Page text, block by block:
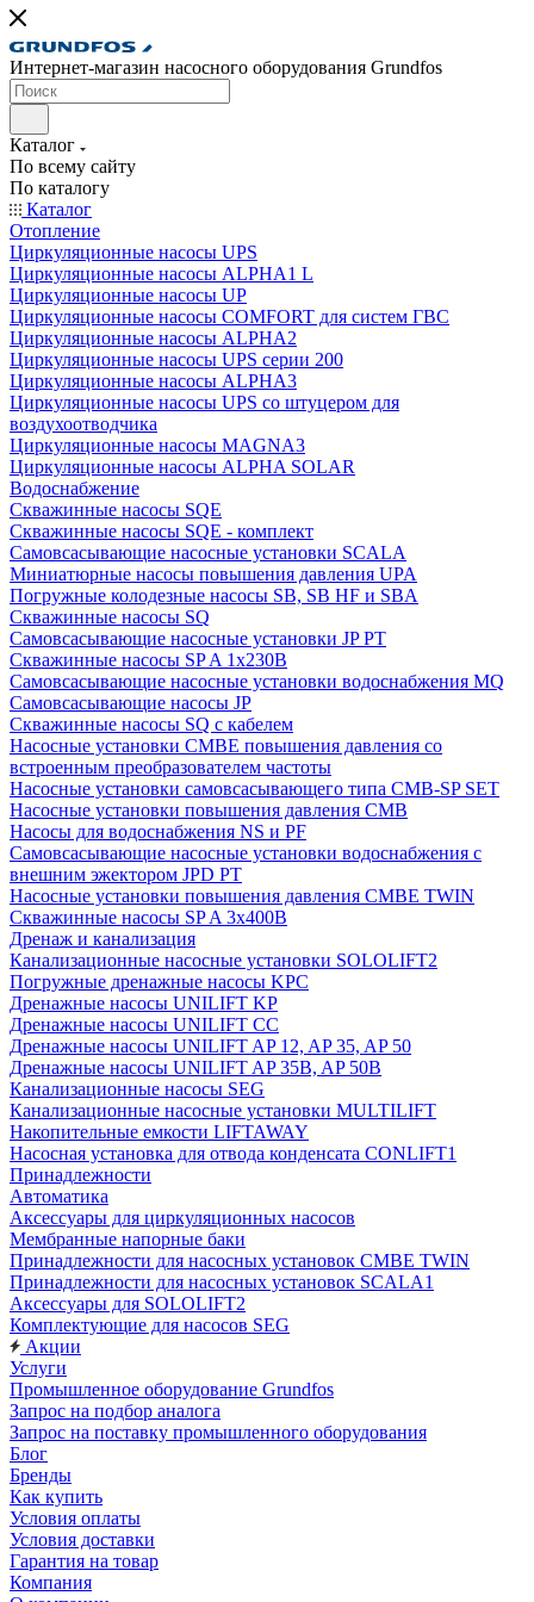
Интернет-магазин насосного оборудования Grundfos
Каталог
По всему сайту
По каталогу
Каталог
Отопление
Циркуляционные насосы UPS
Циркуляционные насосы ALPHA1 L
Циркуляционные насосы UP
Циркуляционные насосы COMFORT для систем ГВС
Циркуляционные насосы ALPHA2
Циркуляционные насосы UPS серии 200
Циркуляционные насосы ALPHA3
Циркуляционные насосы UPS со штуцером для
воздухоотводчика
Циркуляционные насосы MAGNA3
Циркуляционные насосы ALPHA SOLAR
Водоснабжение
Скважинные насосы SQE
Скважинные насосы SQE - комплект
Cамовсасывающие насосные установки SCALA
Миниатюрные насосы повышения давления UPA
Погружные колодезные насосы SB, SB HF и SBA
Скважинные насосы SQ
Самовсасывающие насосные установки JP PT
Скважинные насосы SP A 1x230В
Самовсасывающие насосные установки водоснабжения MQ
Самовсасывающие насосы JP
Скважинные насосы SQ с кабелем
Насосные установки CMBE повышения давления со
встроенным преобразователем частоты
Насосные установки самовсасывающего типа CMB-SP SET
Насосные установки повышения давления CMB
Насосы для водоснабжения NS и PF
Самовсасывающие насосные установки водоснабжения с
внешним эжектором JPD PT
Насосные установки повышения давления CMBE TWIN
Скважинные насосы SP A 3x400В
Дренаж и канализация
Канализационные насосные установки SOLOLIFT2
Погружные дренажные насосы KPC
Дренажные насосы UNILIFT KP
Дренажные насосы UNILIFT CC
Дренажные насосы UNILIFT AP 12, AP 35, AP 50
Дренажные насосы UNILIFT AP 35B, AP 50B
Канализационные насосы SEG
Канализационные насосные установки MULTILIFT
Накопительные емкости LIFTAWAY
Насосная установка для отвода конденсата CONLIFT1
Принадлежности
Автоматика
Аксессуары для циркуляционных насосов
Мембранные напорные баки
Принадлежности для насосных установок CMBE TWIN
Принадлежности для насосных установок SCALA1
Аксессуары для SOLOLIFT2
Комплектующие для насосов SEG
Акции
Услуги
Промышленное оборудование Grundfos
Запрос на подбор аналога
Запрос на поставку промышленного оборудования
Блог
Бренды
Как купить
Условия оплаты
Условия доставки
Гарантия на товар
Компания